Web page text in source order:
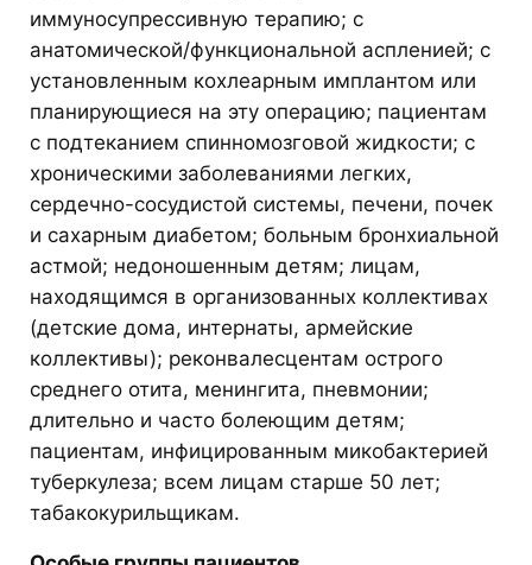
иммуносупрессивную терапию; с
анатомической/функциональной аспленией; с
установленным кохлеарным имплантом или
планирующиеся на эту операцию; пациентам
с подтеканием спинномозговой жидкости; с
хроническими заболеваниями легких,
сердечно-сосудистой системы, печени, почек
и сахарным диабетом; больным бронхиальной
астмой; недоношенным детям; лицам,
находящимся в организованных коллективах
(детские дома, интернаты, армейские
коллективы); реконвалесцентам острого
среднего отита, менингита, пневмонии;
длительно и часто болеющим детям;
пациентам, инфицированным микобактерией
туберкулеза; всем лицам старше 50 лет;
табакокурильщикам.